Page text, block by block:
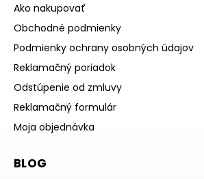
Ako nakupovať
Obchodné podmienky
Podmienky ochrany osobných údajov
Reklamačný poriadok
Odstúpenie od zmluvy
Reklamačný formulár
Moja objednávka
BLOG